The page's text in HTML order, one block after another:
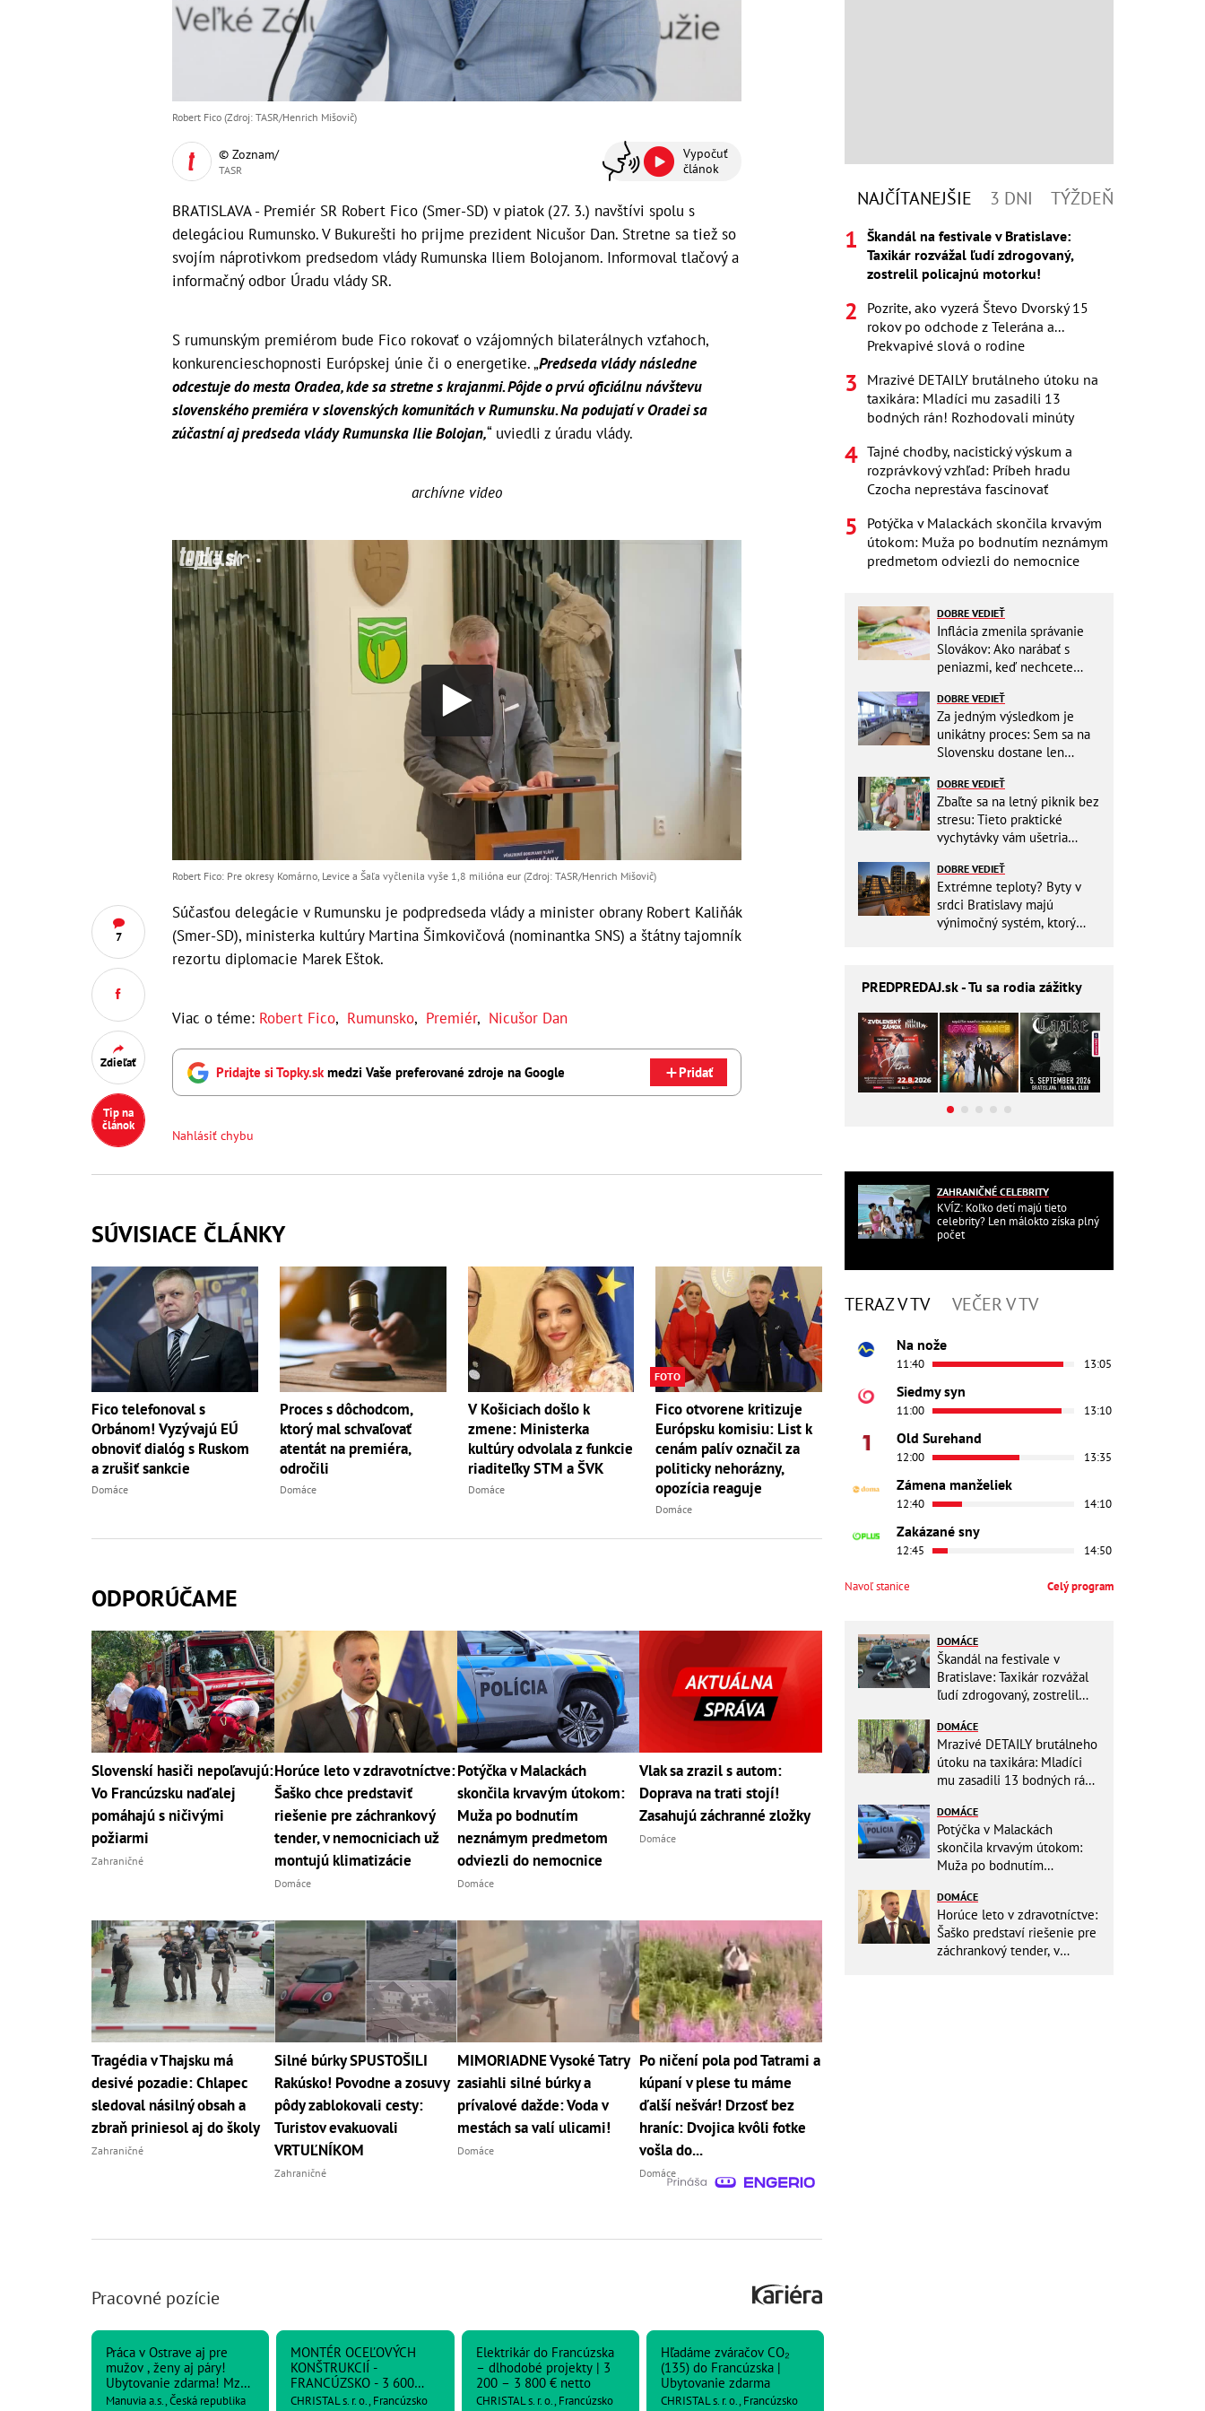
7
Zdieľať
Tip na
článok
Robert Fico (Zdroj: TASR/Henrich Mišovič)
© Zoznam/
TASR
Vypočuť
článok
BRATISLAVA - Premiér SR Robert Fico (Smer-SD) v piatok (27. 3.) navštívi spolu s
delegáciou Rumunsko. V Bukurešti ho prijme prezident Nicušor Dan. Stretne sa tiež so
svojím náprotivkom predsedom vlády Rumunska Iliem Bolojanom. Informoval tlačový a
informačný odbor Úradu vlády SR.
S rumunským premiérom bude Fico rokovať o vzájomných bilaterálnych vzťahoch,
konkurencieschopnosti Európskej únie či o energetike. „Predseda vlády následne
odcestuje do mesta Oradea, kde sa stretne s krajanmi. Pôjde o prvú oficiálnu návštevu
slovenského premiéra v slovenských komunitách v Rumunsku. Na podujatí v Oradei sa
zúčastní aj predseda vlády Rumunska Ilie Bolojan,“ uviedli z úradu vlády.
archívne video
Robert Fico: Pre okresy Komárno, Levice a Šaľa vyčlenila vyše 1,8 milióna eur (Zdroj: TASR/Henrich Mišovič)
Súčasťou delegácie v Rumunsku je podpredseda vlády a minister obrany Robert Kaliňák
(Smer-SD), ministerka kultúry Martina Šimkovičová (nominantka SNS) a štátny tajomník
rezortu diplomacie Marek Eštok.
Viac o téme: Robert Fico, Rumunsko, Premiér, Nicušor Dan
Pridajte si Topky.skmedzi Vaše preferované zdroje na Google Pridať
Nahlásiť chybu
SÚVISIACE ČLÁNKY
Fico telefonoval s
Orbánom! Vyzývajú EÚ
obnoviť dialóg s Ruskom
a zrušiť sankcie
Domáce
Proces s dôchodcom,
ktorý mal schvaľovať
atentát na premiéra,
odročili
Domáce
V Košiciach došlo k
zmene: Ministerka
kultúry odvolala z funkcie
riaditeľky STM a ŠVK
Domáce
FOTO
Fico otvorene kritizuje
Európsku komisiu: List k
cenám palív označil za
politicky nehorázny,
opozícia reaguje
Domáce
ODPORÚČAME
Slovenskí hasiči nepoľavujú:
Vo Francúzsku naďalej
pomáhajú s ničivými
požiarmi
Zahraničné
Horúce leto v zdravotníctve:
Šaško chce predstaviť
riešenie pre záchrankový
tender, v nemocniciach už
montujú klimatizácie
Domáce
Potýčka v Malackách
skončila krvavým útokom:
Muža po bodnutím
neznámym predmetom
odviezli do nemocnice
Domáce
Vlak sa zrazil s autom:
Doprava na trati stojí!
Zasahujú záchranné zložky
Domáce
Tragédia v Thajsku má
desivé pozadie: Chlapec
sledoval násilný obsah a
zbraň priniesol aj do školy
Zahraničné
Silné búrky SPUSTOŠILI
Rakúsko! Povodne a zosuvy
pôdy zablokovali cesty:
Turistov evakuovali
VRTUĽNÍKOM
Zahraničné
MIMORIADNE Vysoké Tatry
zasiahli silné búrky a
prívalové dažde: Voda v
mestách sa valí ulicami!
Domáce
Po ničení pola pod Tatrami a
kúpaní v plese tu máme
ďalší nešvár! Drzosť bez
hraníc: Dvojica kvôli fotke
vošla do...
Domáce
Pracovné pozície
Práca v Ostrave aj pre
mužov , ženy aj páry!
Ubytovanie zdarma! Mzda
až 38 945 Kč/mes. Ref. č.:
Manuvia a.s., Česká republika
MONTÉR OCEĽOVÝCH
KONŠTRUKCIÍ -
FRANCÚZSKO - 3 600
netto
CHRISTAL s. r. o., Francúzsko
Elektrikár do Francúzska
– dlhodobé projekty | 3
200 – 3 800 € netto
CHRISTAL s. r. o., Francúzsko
Hľadáme zváračov CO₂
(135) do Francúzska |
Ubytovanie zdarma
CHRISTAL s. r. o., Francúzsko
NAJČÍTANEJŠIE 3 DNI TÝŽDEŇ
Škandál na festivale v Bratislave:
Taxikár rozvážal ľudí zdrogovaný,
zostrelil policajnú motorku!
Pozrite, ako vyzerá Števo Dvorský 15
rokov po odchode z Telerána a...
Prekvapivé slová o rodine
Mrazivé DETAILY brutálneho útoku na
taxikára: Mladíci mu zasadili 13
bodných rán! Rozhodovali minúty
Tajné chodby, nacistický výskum a
rozprávkový vzhľad: Príbeh hradu
Czocha neprestáva fascinovať
Potýčka v Malackách skončila krvavým
útokom: Muža po bodnutím neznámym
predmetom odviezli do nemocnice
DOBRE VEDIEŤ
Inflácia zmenila správanie
Slovákov: Ako narábať s
peniazmi, keď nechcete
DOBRE VEDIEŤ
Za jedným výsledkom je
unikátny proces: Sem sa na
Slovensku dostane len
DOBRE VEDIEŤ
Zbaľte sa na letný piknik bez
stresu: Tieto praktické
vychytávky vám ušetria
DOBRE VEDIEŤ
Extrémne teploty? Byty v
srdci Bratislavy majú
výnimočný systém, ktorý
PREDPREDAJ.sk - Tu sa rodia zážitky
ZAHRANIČNÉ CELEBRITY
KVÍZ: Koľko detí majú tieto
celebrity? Len málokto získa plný
počet
TERAZ V TV VEČER V TV
Na nože
11:40 13:05
Siedmy syn
11:00 13:10
Old Surehand
12:00 13:35
Zámena manželiek
12:40 14:10
Zakázané sny
12:45 14:50
Navoľ stanice Celý program
DOMÁCE
Škandál na festivale v
Bratislave: Taxikár rozvážal
ľudí zdrogovaný, zostrelil
DOMÁCE
Mrazivé DETAILY brutálneho
útoku na taxikára: Mladíci
mu zasadili 13 bodných rán!
DOMÁCE
Potýčka v Malackách
skončila krvavým útokom:
Muža po bodnutím
odviezli do nemocnice
DOMÁCE
Horúce leto v zdravotníctve:
Šaško predstaví riešenie pre
záchrankový tender, v